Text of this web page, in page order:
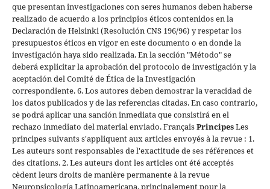
que presentan investigaciones con seres humanos deben haberse
realizado de acuerdo a los principios éticos contenidos en la
Declaración de Helsinki (Resolución CNS 196/96) y respetar los
presupuestos éticos en vigor en este documento o en donde la
investigación haya sido realizada. En la sección "Método" se
deberá explicitar la aprobación del protocolo de investigación y la
aceptación del Comité de Ética de la Investigación
correspondiente. 6. Los autores deben demostrar la veracidad de
los datos publicados y de las referencias citadas. En caso contrario,
se podrá aplicar una sanción inmediata que consistirá en el
rechazo inmediato del material enviado.FrançaisPrincipesLes
principes suivants s'appliquent aux articles envoyés à la revue : 1.
Les auteurs sont responsables de l'exactitude de ses références et
des citations. 2. Les auteurs dont les articles ont été acceptés
cèdent leurs droits de manière permanente à la revue
Neuropsicología Latinoamericana, principalement pour la